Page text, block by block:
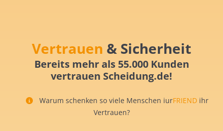
Vertrauen & Sicherheit
Bereits mehr als 55.000 Kunden
vertrauen Scheidung.de!
Warum schenken so viele Menschen iurFRIEND ihr
Vertrauen?